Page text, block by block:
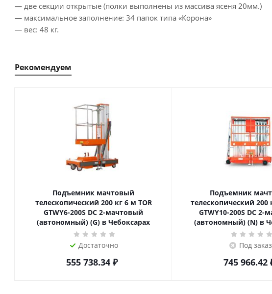
— две секции открытые (полки выполнены из массива ясеня 20мм.)
— максимальное заполнение: 34 папок типа «Корона»
— вес: 48 кг.
Рекомендуем
Подъемник мачтовый
телескопический 200 кг 6 м TOR
GTWY6-200S DC 2-мачтовый
(автономный) (G) в Чебоксарах
Достаточно
555 738.34₽
Подъемник
телескопический 200 кг 10 м TOR
GTWY10-200S DC 2-
(автономный) (N) в
Под заказ
745 966.42